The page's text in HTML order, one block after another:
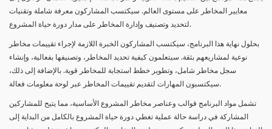
معايير المخاطر على مستوى العالم. سيكتسب المشاركون معرفة شاملة وتقنيات
لتحديد وتصنيف وإدارة المخاطر على مدار دورة حياة المشروع.
بحلول نهاية هذا البرنامج، سيكتسب المشاركون الخبرة اللازمة لإجراء تقييمات مخاطر
نوعية لمشاريعهم بثقة. سيتعلمون كيفية تحديد المخاطر، وتصنيفها بفعالية، وإنشاء
سجل مخاطر شامل، وتطوير خطط استجابة للمخاطر قوية. بالإضافة إلى ذلك،
سيكتسبون المهارات لتقديم تقييمات المخاطر عبر لوحة معلومات فعالة.
تشمل مواد البرنامج قوالب وعناصر مخاطر المشروع الأساسية، مما يتيح للمشاركين
المشاركة في دراسة حالة عملية تغطي دورة حياة المشروع بالكامل من البداية إلى